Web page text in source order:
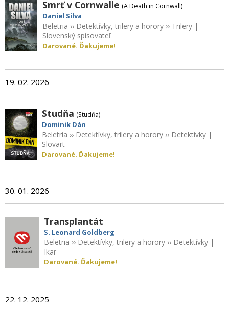
Smrť v Cornwalle (A Death in Cornwall)
Daniel Silva
Beletria ›› Detektívky, trilery a horory›› Trilery|
Slovenský spisovateľ
Darované. Ďakujeme!
19. 02. 2026
Studňa (Studňa)
Dominik Dán
Beletria ›› Detektívky, trilery a horory›› Detektívky|
Slovart
Darované. Ďakujeme!
30. 01. 2026
Transplantát
S. Leonard Goldberg
Beletria ›› Detektívky, trilery a horory ›› Detektívky |
Ikar
Darované. Ďakujeme!
22. 12. 2025